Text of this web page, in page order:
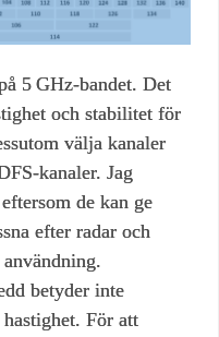
5 GHz‑bandet. Det
och stabilitet för
välja kanaler
Jag
de kan ge
efter radar och
betyder inte
För att